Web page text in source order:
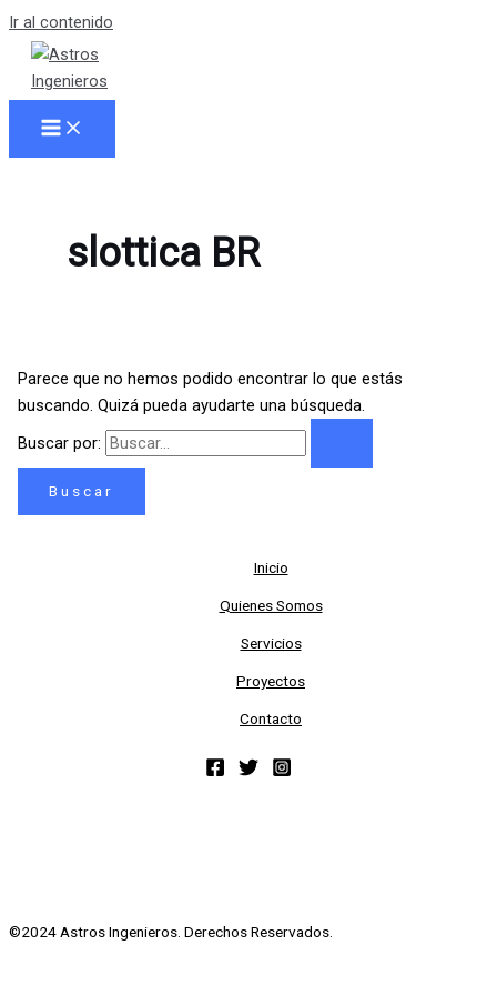
Ir al contenido
slottica BR
Parece que no hemos podido encontrar lo que estás
buscando. Quizá pueda ayudarte una búsqueda.
Buscar por:
Inicio
Quienes Somos
Servicios
Proyectos
Contacto
©2024 Astros Ingenieros. Derechos Reservados.